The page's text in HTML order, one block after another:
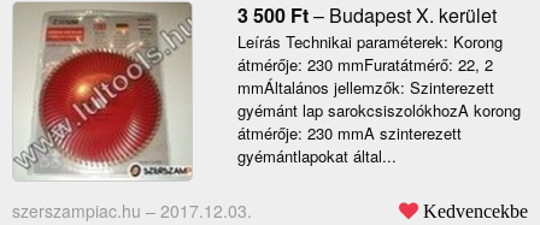
3 500 Ft– Budapest X. kerület
Leírás Technikai paraméterek: Korong
átmérője: 230 mmFuratátmérő: 22, 2
mmÁltalános jellemzők: Szinterezett
gyémánt lap sarokcsiszolókhozA korong
átmérője: 230 mmA szinterezett
gyémántlapokat által...
szerszampiac.hu – 2017.12.03. Kedvencekbe